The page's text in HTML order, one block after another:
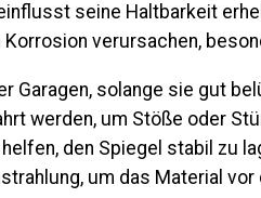
seine Haltbarkeit
verursachen,
Garagen, solange sie gut
werden, um Stöße oder
den Spiegel stabil zu
um das Material